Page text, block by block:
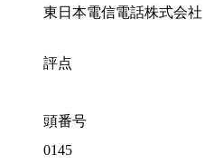
東日本電信電話株式会社
評点
頭番号
0145